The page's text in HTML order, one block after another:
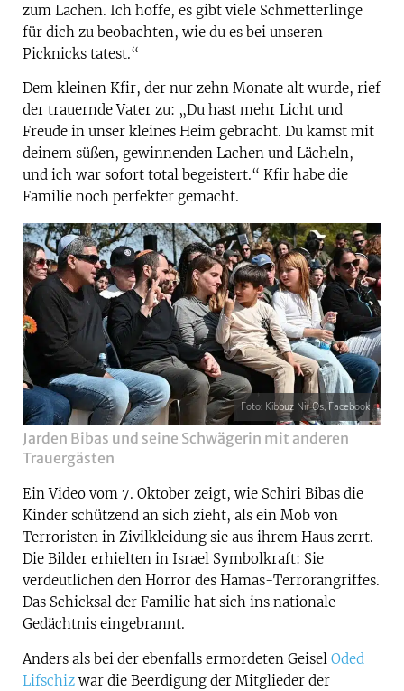
zum Lachen. Ich hoffe, es gibt viele Schmetterlinge
für dich zu beobachten, wie du es bei unseren
Picknicks tatest.“
Dem kleinen Kfir, der nur zehn Monate alt wurde, rief
der trauernde Vater zu: „Du hast mehr Licht und
Freude in unser kleines Heim gebracht. Du kamst mit
deinem süßen, gewinnenden Lachen und Lächeln,
und ich war sofort total begeistert.“ Kfir habe die
Familie noch perfekter gemacht.
Foto: Kibbuz Nir Os, Facebook
Jarden Bibas und seine Schwägerin mit anderen
Trauergästen
Ein Video vom 7. Oktober zeigt, wie Schiri Bibas die
Kinder schützend an sich zieht, als ein Mob von
Terroristen in Zivilkleidung sie aus ihrem Haus zerrt.
Die Bilder erhielten in Israel Symbolkraft: Sie
verdeutlichen den Horror des Hamas-Terrorangriffes.
Das Schicksal der Familie hat sich ins nationale
Gedächtnis eingebrannt.
Anders als bei der ebenfalls ermordeten Geisel Oded
Lifschiz war die Beerdigung der Mitglieder der